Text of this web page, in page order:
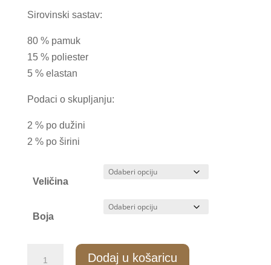
Sirovinski sastav:
80 % pamuk
15 % poliester
5 % elastan
Podaci o skupljanju:
2 % po dužini
2 % po širini
Veličina
Boja
Dodaj u košaricu